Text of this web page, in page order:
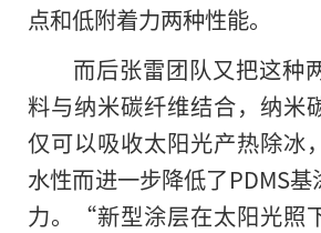
点和低附着力两种性能。
而后张雷团队又把这种
料与纳米碳纤维结合，纳米
仅可以吸收太阳光产热除冰
水性而进一步降低了PDMS
力。“新型涂层在太阳光照